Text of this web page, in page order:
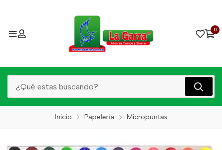
0
Inicio Papelería Micropuntas